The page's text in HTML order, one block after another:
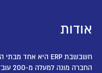
אודות
חשבשבת ERP היא אחד מבתי התוכנה הגדולים והוותיקים בישראל.
החברה מונה למעלה מ-200 עובדים, והיא פרוסה ב-10 סניפים.